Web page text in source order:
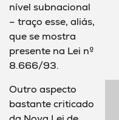
nível subnacional
– traço esse, aliás,
que se mostra
presente na Lei nº
8.666/93.
Outro aspecto
bastante criticado